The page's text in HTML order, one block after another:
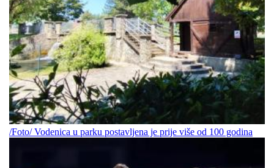
/Foto/ Vodenica u parku postavljena je prije više od 100 godina